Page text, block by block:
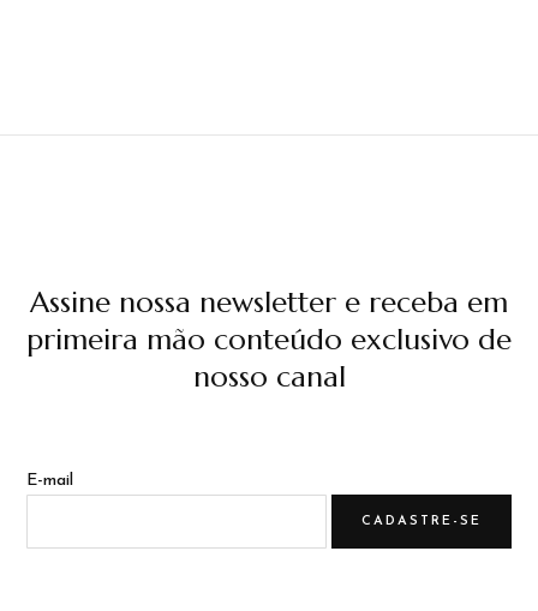
Assine nossa newsletter e receba em
primeira mão conteúdo exclusivo de
nosso canal
E-mail